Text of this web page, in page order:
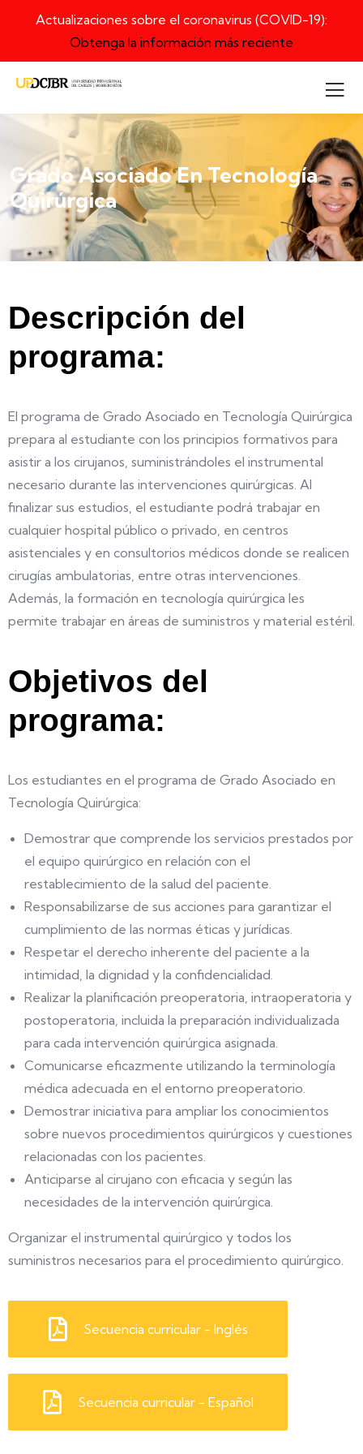
Actualizaciones sobre el coronavirus (COVID-19):
Obtenga la información más reciente
Grado Asociado En Tecnología
Quirúrgica
Descripción del
programa:
El programa de Grado Asociado en Tecnología Quirúrgica
prepara al estudiante con los principios formativos para
asistir a los cirujanos, suministrándoles el instrumental
necesario durante las intervenciones quirúrgicas. Al
finalizar sus estudios, el estudiante podrá trabajar en
cualquier hospital público o privado, en centros
asistenciales y en consultorios médicos donde se realicen
cirugías ambulatorias, entre otras intervenciones.
Además, la formación en tecnología quirúrgica les
permite trabajar en áreas de suministros y material estéril.
Objetivos del
programa:
Los estudiantes en el programa de Grado Asociado en
Tecnología Quirúrgica:
Demostrar que comprende los servicios prestados por
el equipo quirúrgico en relación con el
restablecimiento de la salud del paciente.
Responsabilizarse de sus acciones para garantizar el
cumplimiento de las normas éticas y jurídicas.
Respetar el derecho inherente del paciente a la
intimidad, la dignidad y la confidencialidad.
Realizar la planificación preoperatoria, intraoperatoria y
postoperatoria, incluida la preparación individualizada
para cada intervención quirúrgica asignada.
Comunicarse eficazmente utilizando la terminología
médica adecuada en el entorno preoperatorio.
Demostrar iniciativa para ampliar los conocimientos
sobre nuevos procedimientos quirúrgicos y cuestiones
relacionadas con los pacientes.
Anticiparse al cirujano con eficacia y según las
necesidades de la intervención quirúrgica.
Organizar el instrumental quirúrgico y todos los
suministros necesarios para el procedimiento quirúrgico.
Secuencia curricular - Inglés
Secuencia curricular - Español